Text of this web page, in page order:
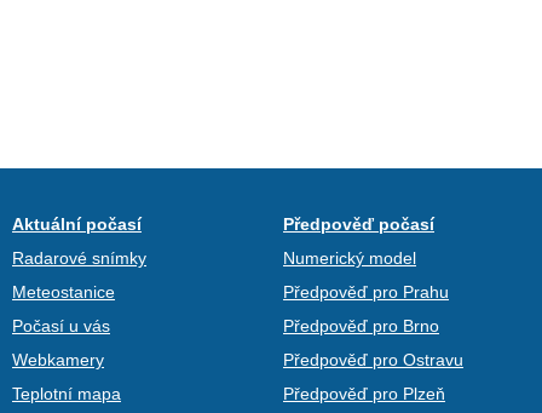
Aktuální počasí
Radarové snímky
Meteostanice
Počasí u vás
Webkamery
Teplotní mapa
Předpověď počasí
Numerický model
Předpověď pro Prahu
Předpověď pro Brno
Předpověď pro Ostravu
Předpověď pro Plzeň